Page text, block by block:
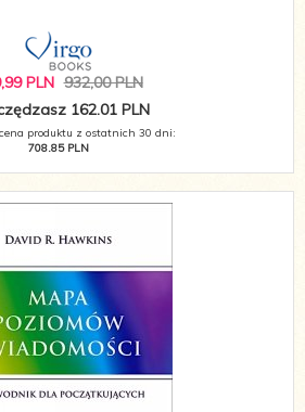
99 PLN 932,00 PLN
162.01 PLN
produktu z ostatnich 30 dni:
708.85 PLN